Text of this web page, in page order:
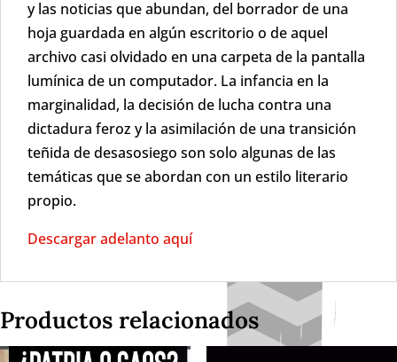
y las noticias que abundan, del borrador de una
hoja guardada en algún escritorio o de aquel
archivo casi olvidado en una carpeta de la pantalla
lumínica de un computador. La infancia en la
marginalidad, la decisión de lucha contra una
dictadura feroz y la asimilación de una transición
teñida de desasosiego son solo algunas de las
temáticas que se abordan con un estilo literario
propio.
Descargar adelanto aquí
Productos relacionados